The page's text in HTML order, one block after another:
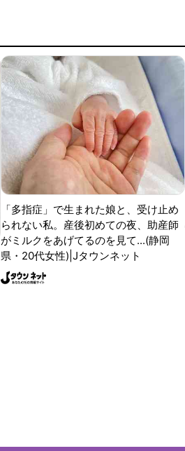
「多指症」で生まれた娘と、受け止め
られない私。産後初めての夜、助産師
がミルクをあげてるのを見て...(静岡
県・20代女性)|Jタウンネット